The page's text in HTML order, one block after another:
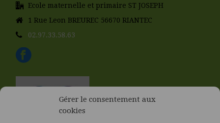
Gérer le consentement aux
cookies
Ecole maternelle et primaire ST JOSEPH
1 Rue Leon BREUREC 56670 RIANTEC
02.97.33.58.63